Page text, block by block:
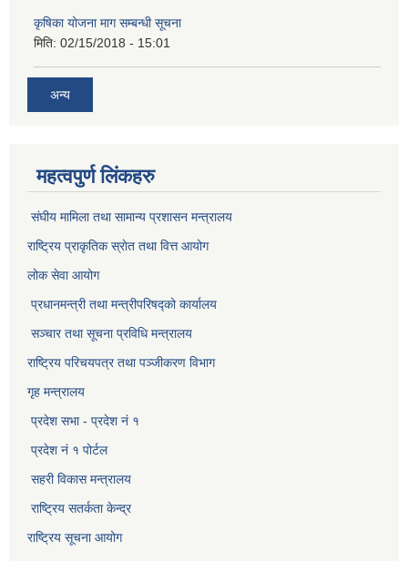
कृषिका योजना माग सम्बन्धी सूचना
मिति: 02/15/2018 - 15:01
अन्य
महत्वपुर्ण लिंकहरु
संघीय मामिला तथा सामान्य प्रशासन मन्त्रालय
राष्ट्रिय प्राकृतिक स्राेत तथा वित्त आयोग
लोक सेवा आयोग
प्रधानमन्त्री तथा मन्त्रीपरिषद्को कार्यालय
सञ्‍चार तथा सूचना प्रविधि मन्त्रालय
राष्ट्रिय परिचयपत्र तथा पञ्जीकरण विभाग​
गृह मन्त्रालय
प्रदेश सभा - प्रदेश नं १
प्रदेश नं १ पोर्टल
सहरी विकास मन्त्रालय
राष्ट्रिय सतर्कता केन्द्र
राष्ट्रिय सूचना आयोग